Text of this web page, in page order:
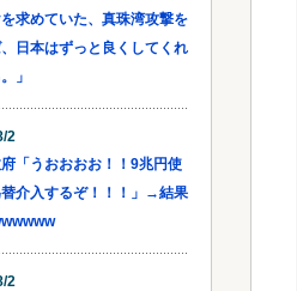
求めていた、真珠湾攻撃を
日本はずっと良くしてくれ
」
2
府「うおおおお！！9兆円使
替介入するぞ！！！」→結果
2